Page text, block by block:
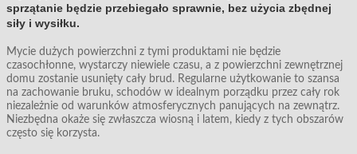
sprzątanie będzie przebiegało sprawnie, bez użycia zbędnej
siły i wysiłku.
Mycie dużych powierzchni z tymi produktami nie będzie
czasochłonne, wystarczy niewiele czasu, a z powierzchni zewnętrznej
domu zostanie usunięty cały brud. Regularne użytkowanie to szansa
na zachowanie bruku, schodów w idealnym porządku przez cały rok
niezależnie od warunków atmosferycznych panujących na zewnątrz.
Niezbędna okaże się zwłaszcza wiosną i latem, kiedy z tych obszarów
często się korzysta.